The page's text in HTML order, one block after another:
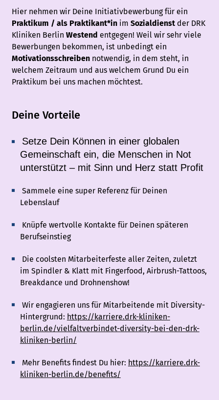
Hier nehmen wir Deine Initiativbewerbung für ein
Praktikum / als Praktikant*in im Sozialdienstder DRK
Kliniken Berlin Westend entgegen! Weil wir sehr viele
Bewerbungen bekommen, ist unbedingt ein
Motivationsschreiben notwendig, in dem steht, in
welchem Zeitraum und aus welchem Grund Du ein
Praktikum bei uns machen möchtest.
Deine Vorteile
Setze Dein Können in einer globalen
Gemeinschaft ein, die Menschen in Not
unterstützt – mit Sinn und Herz statt Profit
Sammele eine super Referenz für Deinen
Lebenslauf
Knüpfe wertvolle Kontakte für Deinen späteren
Berufseinstieg
Die coolsten Mitarbeiterfeste aller Zeiten, zuletzt
im Spindler & Klatt mit Fingerfood, Airbrush-Tattoos,
Breakdance und Drohnenshow!
Wir engagieren uns für Mitarbeitende mit Diversity-
Hintergrund: https://karriere.drk-kliniken-
berlin.de/vielfaltverbindet-diversity-bei-den-drk-
kliniken-berlin/
Mehr Benefits findest Du hier: https://karriere.drk-
kliniken-berlin.de/benefits/